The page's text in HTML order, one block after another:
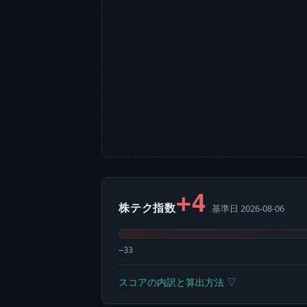
株テク指数+4 基準日 2026-08-06
−33
スコアの内訳と算出方法 ▽